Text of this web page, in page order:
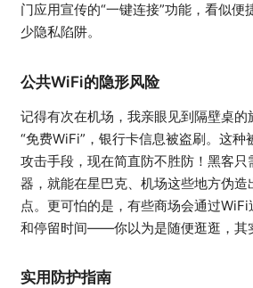
门应用宣传的“一键连接”功能，看似便
少隐私陷阱。
公共WiFi的隐形风险
记得有次在机场，我亲眼见到隔壁桌的
“免费WiFi”，银行卡信息被盗刷。这种
攻击手段，现在简直防不胜防！黑客只
器，就能在星巴克、机场这些地方伪
点。更可怕的是，有些商场会通过
和停留时间——你以为是随便逛逛，其
实用防护指南